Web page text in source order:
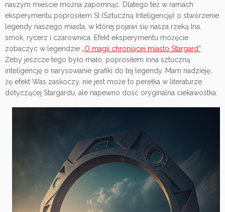
naszym mieście można zapomnąć. Dlatego też w ramach
eksperymentu poprosiłem SI (Sztuczną Inteligencję) o stworzenie
legendy naszego miasta, w której pojawi się nasza rzeką Ina,
smok, rycerz i czarownica. Efekt eksperymentu możęcie
zobaczyc w legendzie „O magii chroniącej miasto Stargard”
Żeby jeszcze tego było mało, poprosiłem inna sztuczną
inteligencję o narysowanie grafiki do tej legendy. Mam nadzieję,
żę efekt Was zaskoczy, nie jest może to perełka w literaturze
dotyczącej Stargardu, ale napewno dość oryginalna ciekawostka.